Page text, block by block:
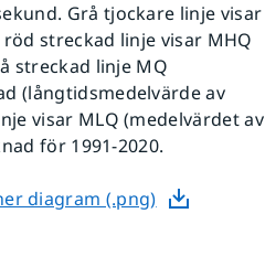
Grå tjockare linje visar
streckad linje visar MHQ
streckad linje MQ
(långtidsmedelvärde av
visar MLQ (medelvärdet av
för 1991-2020.
diagram (.png)